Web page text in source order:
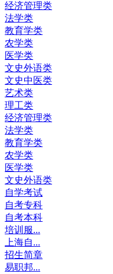
经济管理类
法学类
教育学类
农学类
医学类
文史外语类
文史中医类
艺术类
理工类
经济管理类
法学类
教育学类
农学类
医学类
文史外语类
自学考试
自考专科
自考本科
培训服...
上海自...
招生简章
易职邦...